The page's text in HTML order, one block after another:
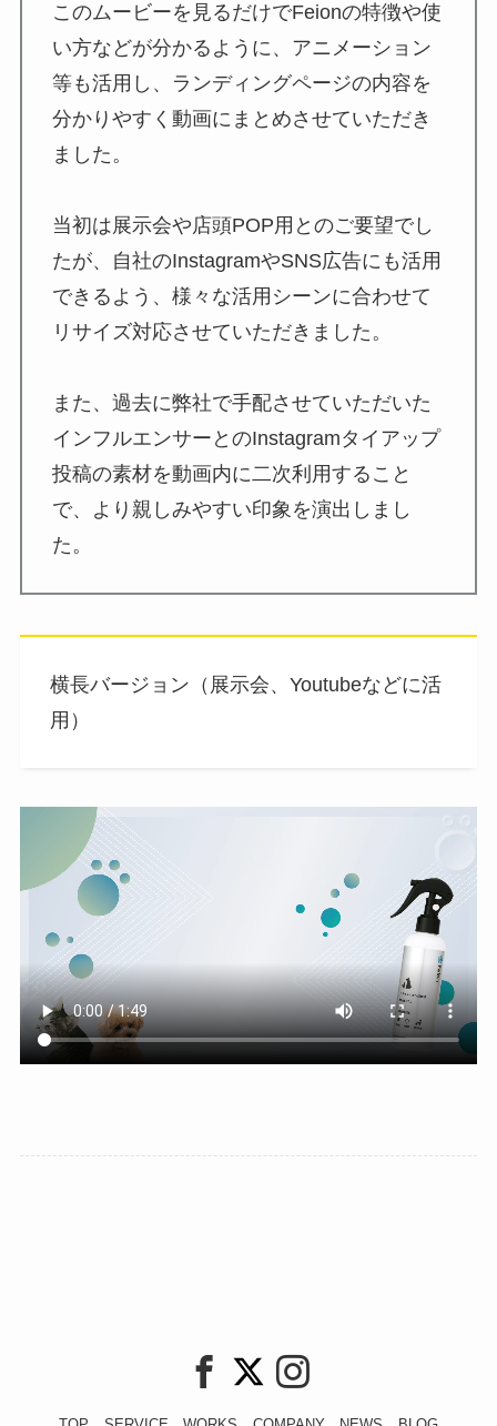
このムービーを見るだけでFeionの特徴や使
い方などが分かるように、アニメーション
等も活用し、ランディングページの内容を
分かりやすく動画にまとめさせていただき
ました。
当初は展示会や店頭POP用とのご要望でし
たが、自社のInstagramやSNS広告にも活用
できるよう、様々な活用シーンに合わせて
リサイズ対応させていただきました。
また、過去に弊社で手配させていただいた
インフルエンサーとのInstagramタイアップ
投稿の素材を動画内に二次利用すること
で、より親しみやすい印象を演出しまし
た。
横長バージョン（展示会、Youtubeなどに活
用）